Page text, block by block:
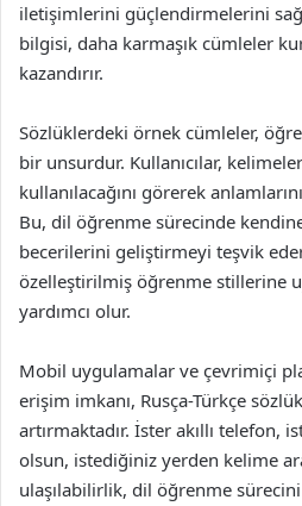
iletişimlerini güçlendirmelerini
bilgisi, daha karmaşık cümleler
kazandırır.
Sözlüklerdeki örnek cümleler,
bir unsurdur. Kullanıcılar,
kullanılacağını görerek
Bu, dil öğrenme sürecinde
becerilerini geliştirmeyi teşvik
özelleştirilmiş öğrenme stillerine
yardımcı olur.
Mobil uygulamalar ve çevrimiçi
erişim imkanı, Rusça-Türkçe
artırmaktadır. İster akıllı telefon,
olsun, istediğiniz yerden kelime
ulaşılabilirlik, dil öğrenme